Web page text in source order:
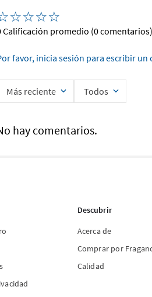
☆☆☆☆
Calificación promedio (0 comentarios)
favor, inicia sesión para escribir un
Más reciente Todos
hay comentarios.
Descubrir
Acerca de
Comprar por
Calidad